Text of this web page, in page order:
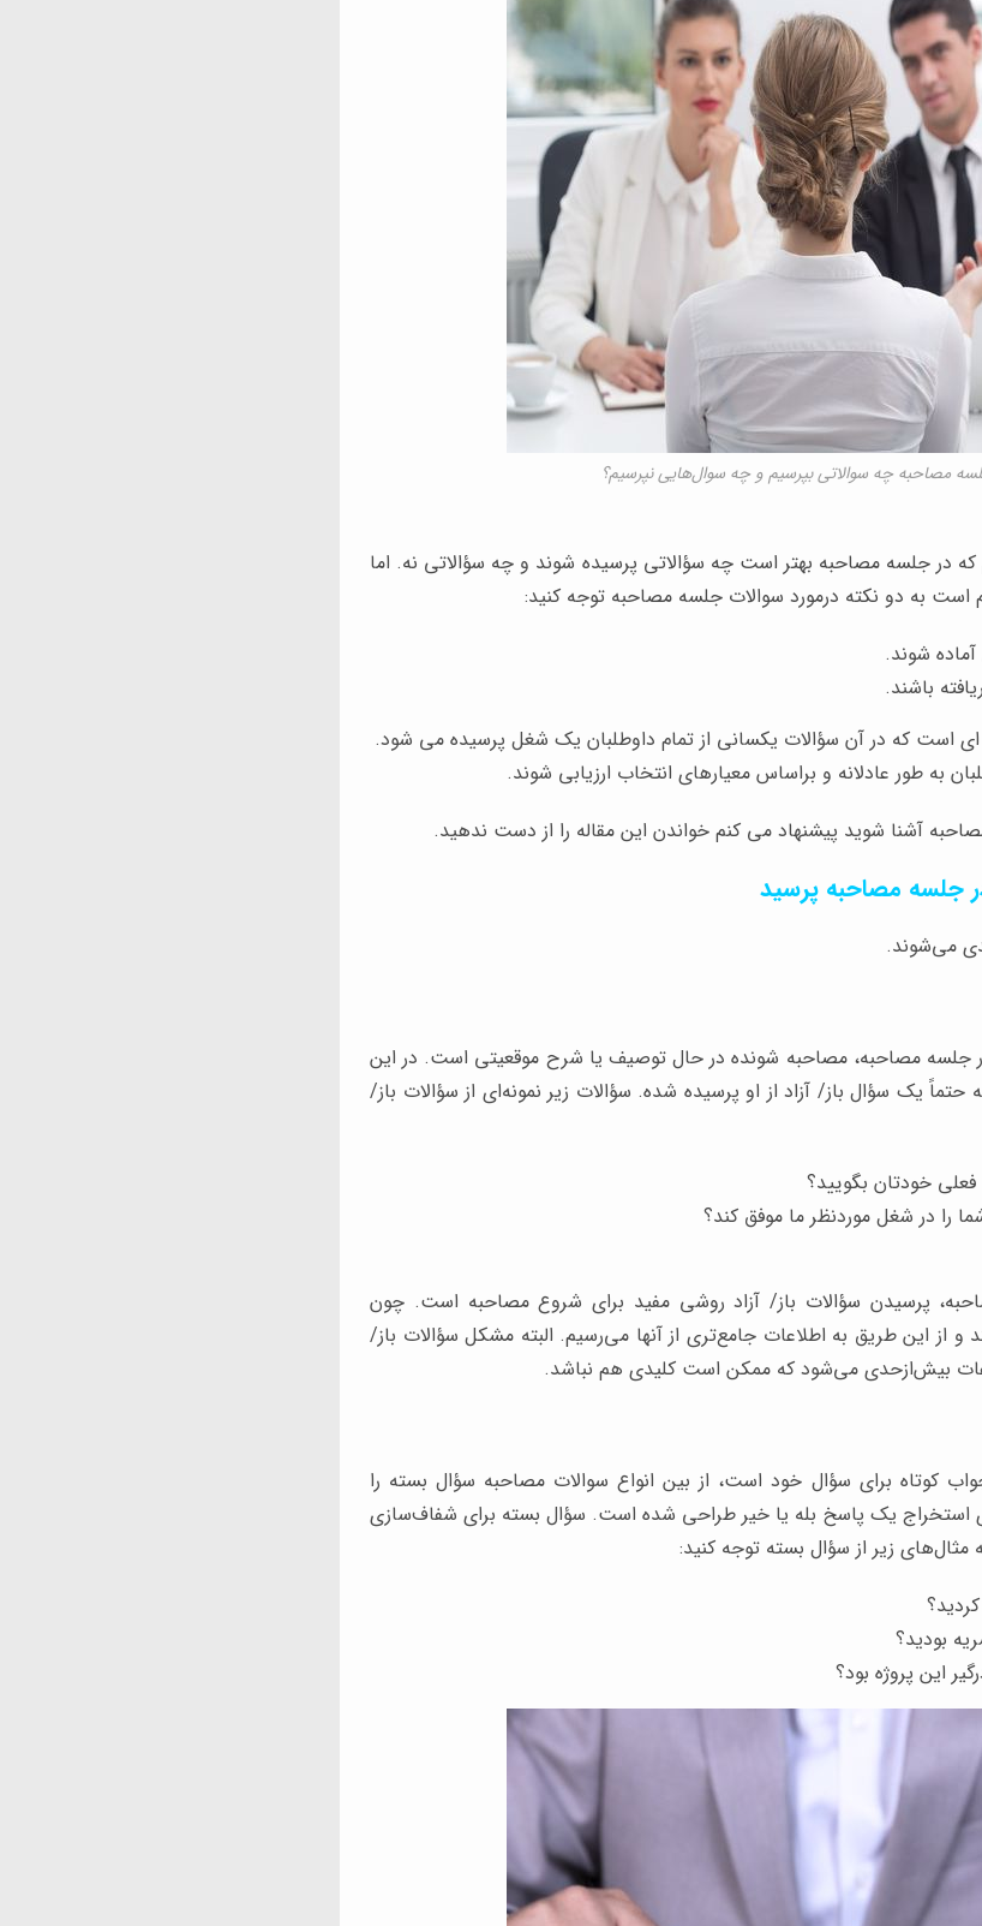
مصاحبه چه سوالاتی بپرسیم و چه سوال‌هایی نپرسیم؟
که در جلسه مصاحبه بهتر است چه سؤالاتی پرسیده شوند و چه سؤالاتی نه. اما
است به دو نکته درمورد سوالات جلسه مصاحبه توجه کنید:
شوند.
باشند.
است که در آن سؤالات یکسانی از تمام داوطلبان یک شغل پرسیده می شود.
به طور عادلانه و براساس معیارهای انتخاب ارزیابی شوند.
آشنا شوید پیشنهاد می کنم خواندن این مقاله را از دست ندهید.
جلسه مصاحبه پرسید
می‌شوند.
جلسه مصاحبه، مصاحبه شونده در حال توصیف یا شرح موقعیتی است. در این
حتماً یک سؤال باز/ آزاد از او پرسیده شده. سؤالات زیر نمونه‌ای از سؤالات باز/
خودتان بگویید؟
را در شغل موردنظر ما موفق کند؟
پرسیدن سؤالات باز/ آزاد روشی مفید برای شروع مصاحبه است. چون
و از این طریق به اطلاعات جامع‌تری از آنها می‌رسیم. البته مشکل سؤالات باز/
بیش‌ازحدی می‌شود که ممکن است کلیدی هم نباشد.
کوتاه برای سؤال خود است، از بین انواع سوالات مصاحبه سؤال بسته را
استخراج یک پاسخ بله یا خیر طراحی شده است. سؤال بسته برای شفاف‌سازی
مثال‌های زیر از سؤال بسته توجه کنید:
بودید؟
این پروژه بود؟